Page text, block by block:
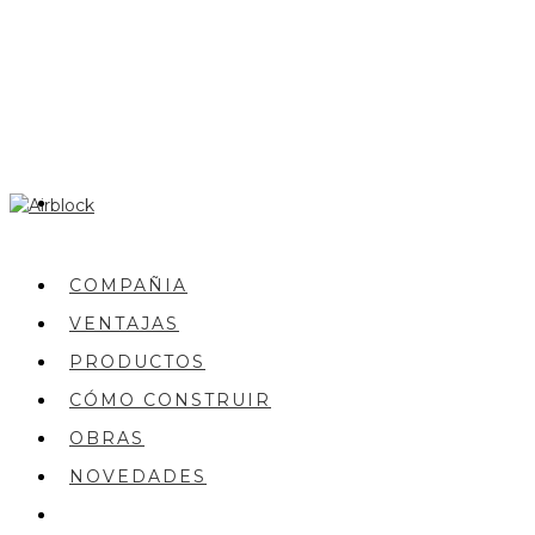
COMPAÑIA
VENTAJAS
PRODUCTOS
CÓMO CONSTRUIR
OBRAS
NOVEDADES